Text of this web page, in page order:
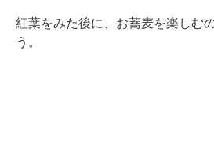
紅葉をみた後に、お蕎麦を楽しむ
う。